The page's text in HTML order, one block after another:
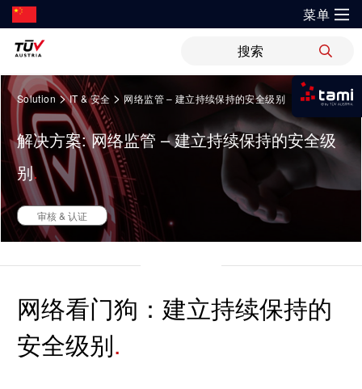
Springe
zum
Inhalt
登录tami
登录tami
菜单
新闻 职位 WiPreis 证书验证 举报平台
解决方案
解决方案
审核 & 认证
检测 & 检验
培训
指导
领域
能源
认证
领域
运输 & 交通
银行 & 保险
能源
科学 & 研究
运动 & 健身
网络安全
工业
车辆
审核 & 认证
研发与创新
研究重点
开放创新
创新平台
关于TÜV奥地利
关于TÜV奥地利中国
健康、安全与环境（HSE）政策
地点
Solution>IT & 安全 > 网络监管 – 建立持续保持的安全级别
解决方案: 网络监管 – 建立持续保持的安全级
别
审核 & 认证
网络看门狗：建立持续保持的
安全级别
我是tami
登录tami
首次使用？很高兴为您提供指引。
证书验证